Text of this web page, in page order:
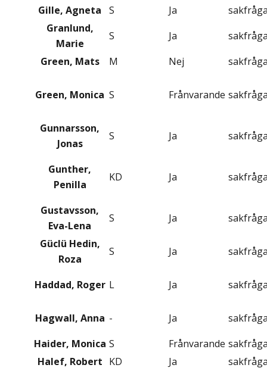
Gille, Agneta
S Ja
Granlund,
Marie
S Ja
Green, Mats
M Nej
Green, Monica S Frånvarande
Gunnarsson,
Jonas
S Ja
Gunther,
Penilla
KD Ja
Gustavsson,
Eva-Lena
S Ja
Güclü Hedin,
Roza
S Ja
Haddad, Roger L Ja
Hagwall, Anna - Ja
Haider, Monica S Frånvarande
Halef, Robert KD Ja